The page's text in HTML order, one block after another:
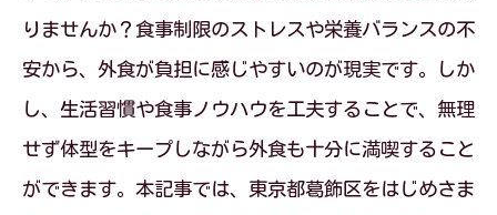
りませんか？食事制限のストレスや栄養バランスの不
安から、外食が負担に感じやすいのが現実です。しか
し、生活習慣や食事ノウハウを工夫することで、無理
せず体型をキープしながら外食も十分に満喫すること
ができます。本記事では、東京都葛飾区をはじめさま